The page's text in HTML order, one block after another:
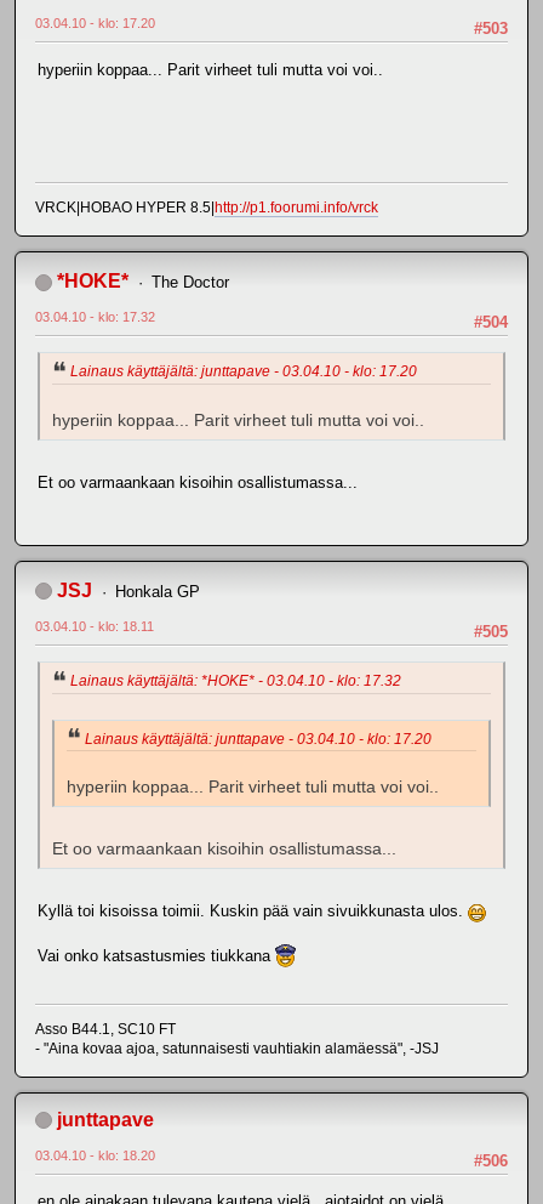
#503
03.04.10 - klo: 17.20
hyperiin koppaa... Parit virheet tuli mutta voi voi..
VRCK|HOBAO HYPER 8.5| http://p1.foorumi.info/vrck
*HOKE* The Doctor
#504
03.04.10 - klo: 17.32
Lainaus käyttäjältä: junttapave - 03.04.10 - klo: 17.20
hyperiin koppaa... Parit virheet tuli mutta voi voi..
Et oo varmaankaan kisoihin osallistumassa...
JSJ Honkala GP
#505
03.04.10 - klo: 18.11
Lainaus käyttäjältä: *HOKE* - 03.04.10 - klo: 17.32
Lainaus käyttäjältä: junttapave - 03.04.10 - klo: 17.20
hyperiin koppaa... Parit virheet tuli mutta voi voi..
Et oo varmaankaan kisoihin osallistumassa...
Kyllä toi kisoissa toimii. Kuskin pää vain sivuikkunasta ulos.
Vai onko katsastusmies tiukkana
Asso B44.1, SC10 FT
- "Aina kovaa ajoa, satunnaisesti vauhtiakin alamäessä", -JSJ
junttapave
#506
03.04.10 - klo: 18.20